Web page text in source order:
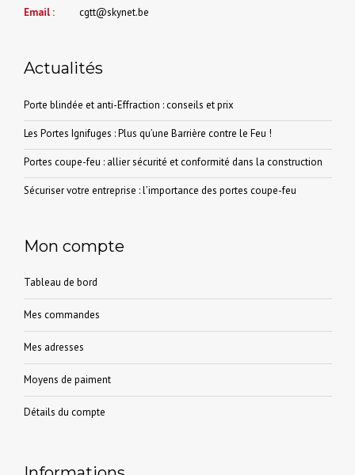
Email : cgtt@skynet.be
Actualités
Porte blindée et anti-Effraction : conseils et prix
Les Portes Ignifuges : Plus qu’une Barrière contre le Feu !
Portes coupe-feu : allier sécurité et conformité dans la construction
Sécuriser votre entreprise : l’importance des portes coupe-feu
Mon compte
Tableau de bord
Mes commandes
Mes adresses
Moyens de paiment
Détails du compte